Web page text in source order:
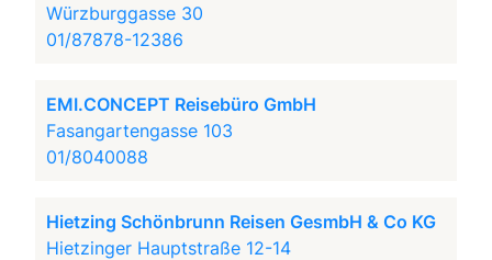
Würzburggasse 30
01/87878-12386
EMI.CONCEPT Reisebüro GmbH
Fasangartengasse 103
01/8040088
Hietzing Schönbrunn Reisen GesmbH & Co KG
Hietzinger Hauptstraße 12-14